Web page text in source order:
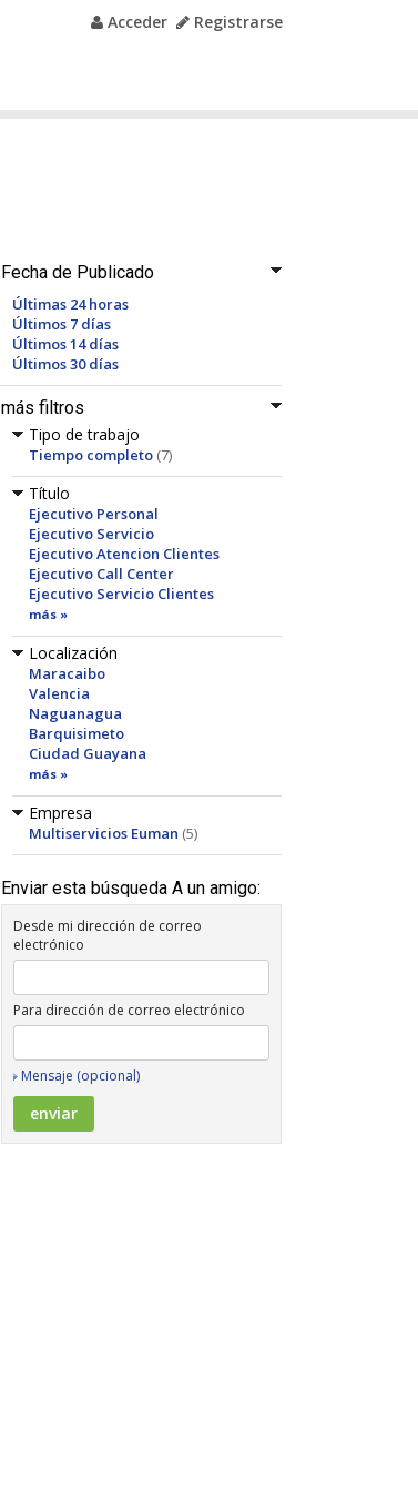
Acceder Registrarse
Fecha de Publicado
Últimas 24 horas
Últimos 7 días
Últimos 14 días
Últimos 30 días
más filtros
Tipo de trabajo
Tiempo completo (7)
Título
Ejecutivo Personal
Ejecutivo Servicio
Ejecutivo Atencion Clientes
Ejecutivo Call Center
Ejecutivo Servicio Clientes
más »
Localización
Maracaibo
Valencia
Naguanagua
Barquisimeto
Ciudad Guayana
más »
Empresa
Multiservicios Euman (5)
Enviar esta búsqueda A un amigo:
Desde mi dirección de correo
electrónico
Para dirección de correo electrónico
Mensaje (opcional)